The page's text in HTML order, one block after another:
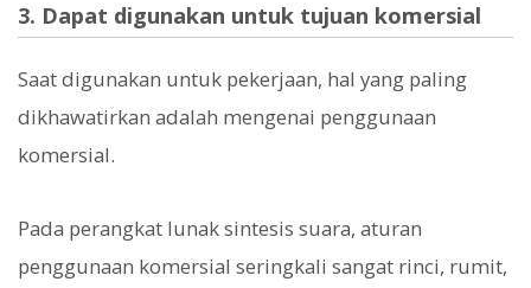
3. Dapat digunakan untuk tujuan komersial
Saat digunakan untuk pekerjaan, hal yang paling
dikhawatirkan adalah mengenai penggunaan
komersial.
Pada perangkat lunak sintesis suara, aturan
penggunaan komersial seringkali sangat rinci, rumit,